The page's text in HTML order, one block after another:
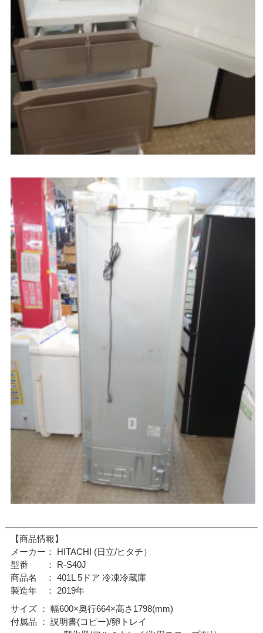
【商品情報】
メーカー： HITACHI (日立/ヒタチ）
型番 ： R-S40J
商品名 ： 401L 5ドア 冷凍冷蔵庫
製造年 ： 2019年
サイズ ： 幅600×奥行664×高さ1798(mm)
付属品 ： 説明書(コピー)/卵トレイ